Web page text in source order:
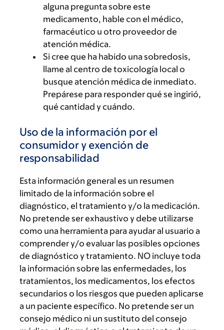
alguna pregunta sobre este
medicamento, hable con el médico,
farmacéutico u otro proveedor de
atención médica.
Si cree que ha habido una sobredosis,
llame al centro de toxicología local o
busque atención médica de inmediato.
Prepárese para responder qué se ingirió,
qué cantidad y cuándo.
Uso de la información por el
consumidor y exención de
responsabilidad
Esta información general es un resumen
limitado de la información sobre el
diagnóstico, el tratamiento y/o la medicación.
No pretende ser exhaustivo y debe utilizarse
como una herramienta para ayudar al usuario a
comprender y/o evaluar las posibles opciones
de diagnóstico y tratamiento. NO incluye toda
la información sobre las enfermedades, los
tratamientos, los medicamentos, los efectos
secundarios o los riesgos que pueden aplicarse
a un paciente específico. No pretende ser un
consejo médico ni un sustituto del consejo